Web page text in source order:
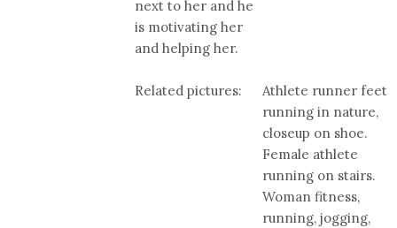
next to her and he
is motivating her
and helping her.
Related pictures:
Athlete runner feet
running in nature,
closeup on shoe.
Female athlete
running on stairs.
Woman fitness,
running, jogging,